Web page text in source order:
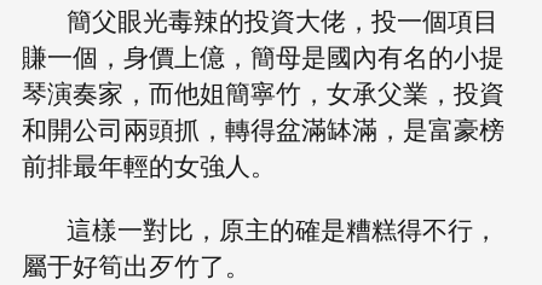
簡父眼光毒辣的投資大佬，投一個項目
賺一個，身價上億，簡母是國內有名的小提
琴演奏家，而他姐簡寧竹，女承父業，投資
和開公司兩頭抓，轉得盆滿缽滿，是富豪榜
前排最年輕的女強人。
這樣一對比，原主的確是糟糕得不行，
屬于好筍出歹竹了。